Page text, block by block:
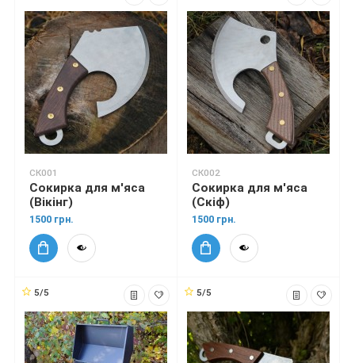
СК001
Сокирка для м'яса
(Вікінг)
1500 грн.
СК002
Сокирка для м'яса
(Скіф)
1500 грн.
5/5 5/5